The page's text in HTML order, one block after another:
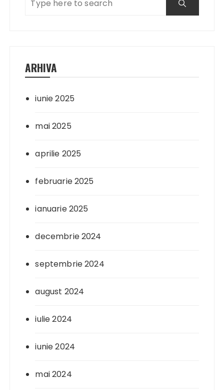
ARHIVA
iunie 2025
mai 2025
aprilie 2025
februarie 2025
ianuarie 2025
decembrie 2024
septembrie 2024
august 2024
iulie 2024
iunie 2024
mai 2024